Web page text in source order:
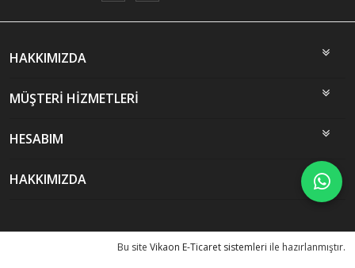
HAKKIMIZDA
MÜŞTERİ HİZMETLERİ
HESABIM
HAKKIMIZDA
Bu site Vikaon E-Ticaret sistemleri ile hazırlanmıştır.